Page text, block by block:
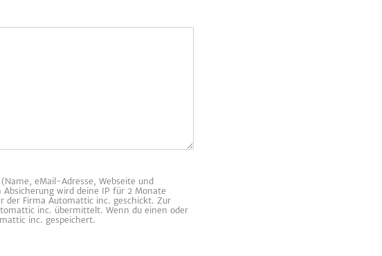
eMail-Adresse, Webseite und
wird deine IP für 2 Monate
der Firma Automattic inc. geschickt. Zur
inc. übermittelt. Wenn du einen oder
inc. gespeichert.